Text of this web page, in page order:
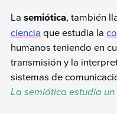
La semiótica, también
cienciaque estudia la
humanos teniendo en
transmisión y la
sistemas de
La semiótica estudia un